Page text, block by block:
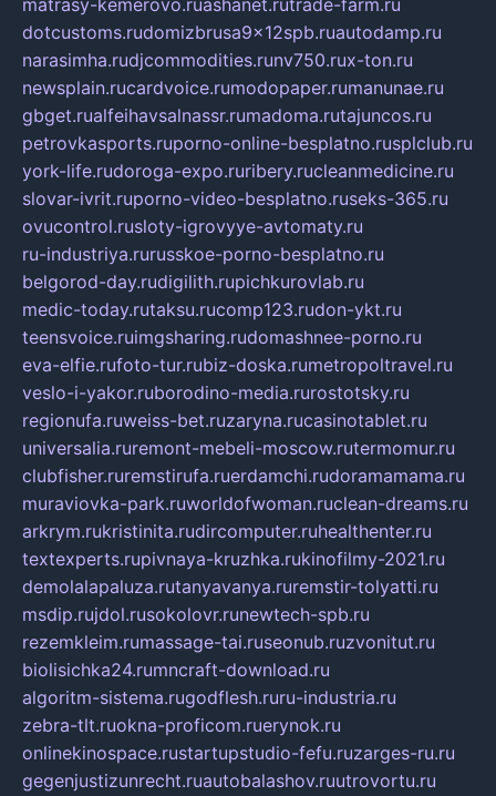
matrasy-kemerovo.ruashanet.rutrade-farm.ru
dotcustoms.rudomizbrusa9x12spb.ruautodamp.ru
narasimha.rudjcommodities.runv750.rux-ton.ru
newsplain.rucardvoice.rumodopaper.rumanunae.ru
gbget.rualfeihavsalnassr.rumadoma.rutajuncos.ru
petrovkasports.ruporno-online-besplatno.rusplclub.ru
york-life.rudoroga-expo.ruribery.rucleanmedicine.ru
slovar-ivrit.ruporno-video-besplatno.ruseks-365.ru
ovucontrol.rusloty-igrovyye-avtomaty.ru
ru-industriya.rurusskoe-porno-besplatno.ru
belgorod-day.rudigilith.rupichkurovlab.ru
medic-today.rutaksu.rucomp123.rudon-ykt.ru
teensvoice.ruimgsharing.rudomashnee-porno.ru
eva-elfie.rufoto-tur.rubiz-doska.rumetropoltravel.ru
veslo-i-yakor.ruborodino-media.rurostotsky.ru
regionufa.ruweiss-bet.ruzaryna.rucasinotablet.ru
universalia.ruremont-mebeli-moscow.rutermomur.ru
clubfisher.ruremstirufa.ruerdamchi.rudoramamama.ru
muraviovka-park.ruworldofwoman.ruclean-dreams.ru
arkrym.rukristinita.rudircomputer.ruhealthenter.ru
textexperts.rupivnaya-kruzhka.rukinofilmy-2021.ru
demolalapaluza.rutanyavanya.ruremstir-tolyatti.ru
msdip.rujdol.rusokolovr.runewtech-spb.ru
rezemkleim.rumassage-tai.ruseonub.ruzvonitut.ru
biolisichka24.rumncraft-download.ru
algoritm-sistema.rugodflesh.ruru-industria.ru
zebra-tlt.ruokna-proficom.ruerynok.ru
onlinekinospace.rustartupstudio-fefu.ruzarges-ru.ru
gegenjustizunrecht.ruautobalashov.ruutrovortu.ru